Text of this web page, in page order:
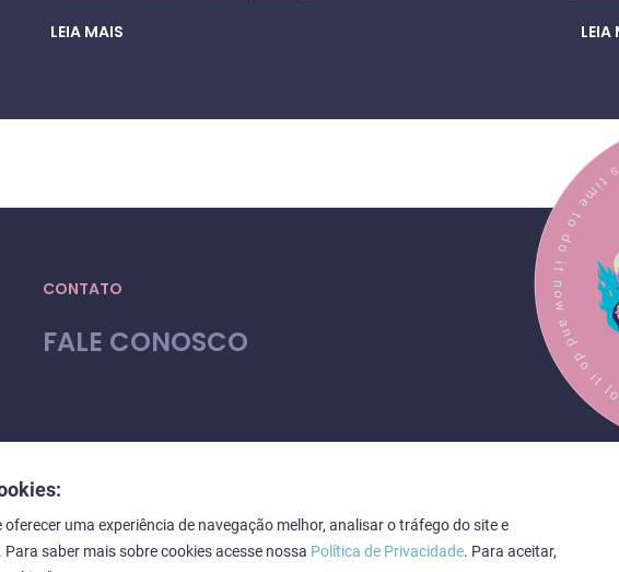
LEIA MAIS LEIA
CONTATO
FALE CONOSCO
oferecer uma experiência de navegação melhor, analisar o tráfego do site e
saber mais sobre cookies acesse nossa Política de Privacidade. Para aceitar,